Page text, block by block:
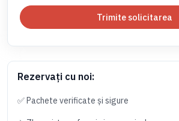
Trimite solicitarea
Rezervați cu noi:
✅ Pachete verificate și sigure